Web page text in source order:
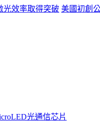
光效率取得突破 美國初創
光通信芯片